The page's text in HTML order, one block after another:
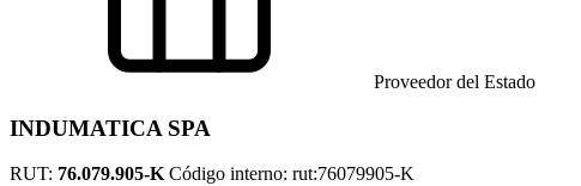
Proveedor del Estado
INDUMATICA SPA
RUT: 76.079.905-K Código interno: rut:76079905-K